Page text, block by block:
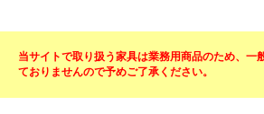
当サイトで取り扱う家具は業務用商品のため、一
ておりませんので予めご了承ください。